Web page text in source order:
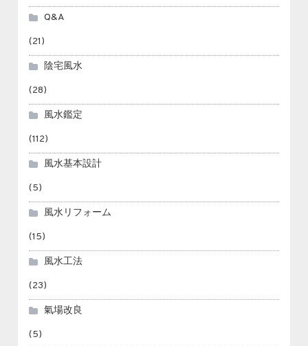
Q&A
(21)
陰宅風水
(28)
風水鑑定
(112)
風水基本設計
(5)
風水リフォーム
(15)
風水工法
(23)
氣場改良
(5)